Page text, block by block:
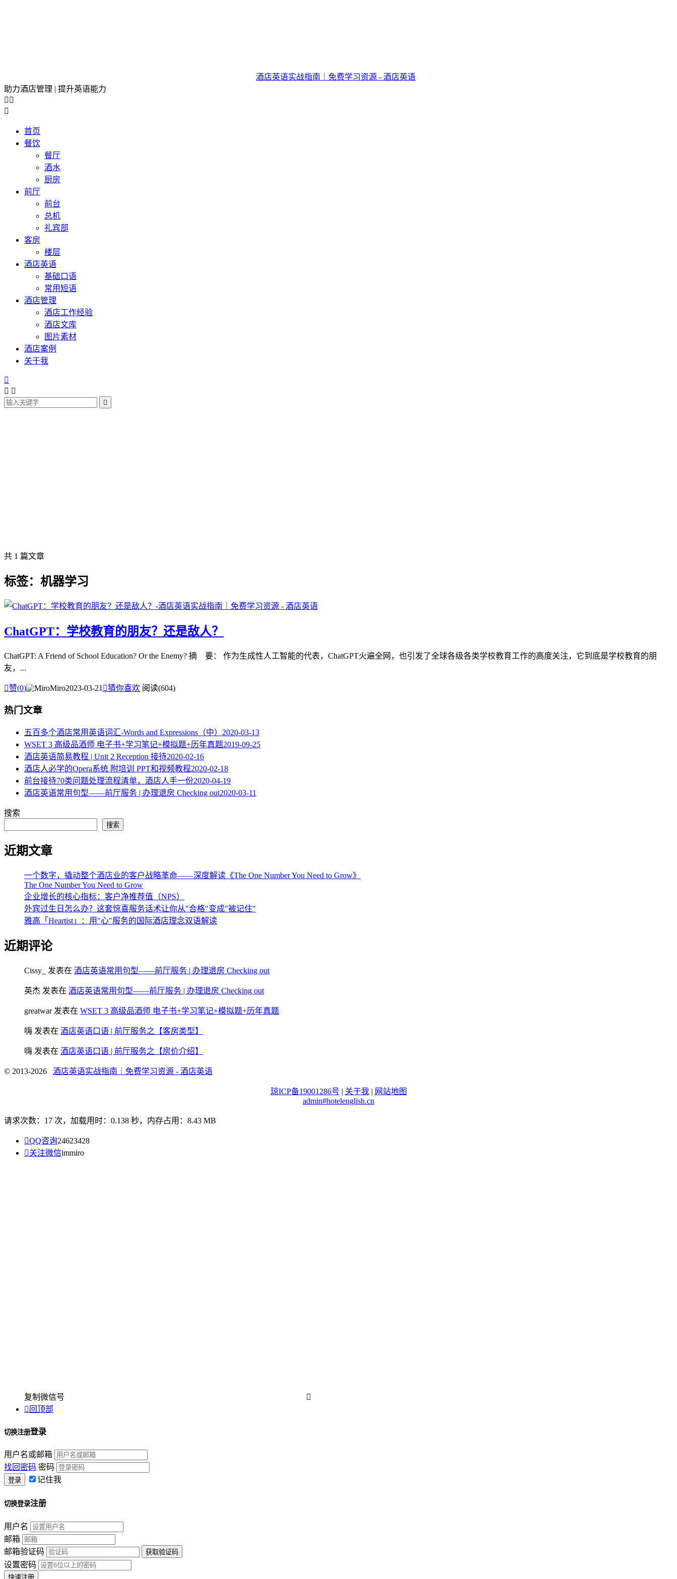
酒店英语实战指南｜免费学习资源 - 酒店英语
助力酒店管理 | 提升英语能力
 

首页
餐饮
餐厅
酒水
厨房
前厅
前台
总机
礼宾部
客房
楼层
酒店英语
基础口语
常用短语
酒店管理
酒店工作经验
酒店文库
图片素材
酒店案例
关于我

 

共 1 篇文章
标签：机器学习
ChatGPT：学校教育的朋友？还是敌人？
ChatGPT: A Friend of School Education? Or the Enemy? 摘 要： 作为生成性人工智能的代表，ChatGPT火遍全网，也引发了全球各级各类学校教育工作的高度关注，它到底是学校教育的朋
友，...
赞(0) Miro2023-03-21 猜你喜欢 阅读(604)
热门文章
五百多个酒店常用英语词汇-Words and Expressions（中） 2020-03-13
WSET 3 高级品酒师 电子书+学习笔记+模拟题+历年真题2019-09-25
酒店英语简易教程 | Unit 2 Reception 接待2020-02-16
酒店人必学的Opera系统 附培训 PPT和视频教程2020-02-18
​前台接待70类问题处理流程清单，酒店人手一份2020-04-19
酒店英语常用句型——前厅服务 | 办理退房 Checking out2020-03-11
搜索
搜索
近期文章
一个数字，撬动整个酒店业的客户战略革命——深度解读《The One Number You Need to Grow》
The One Number You Need to Grow
企业增长的核心指标：客户净推荐值（NPS）
外宾过生日怎么办？这套惊喜服务话术让你从"合格"变成"被记住"
雅高「Heartist」：用"心"服务的国际酒店理念双语解读
近期评论
Cissy_ 发表在 酒店英语常用句型——前厅服务 | 办理退房 Checking out
英杰 发表在 酒店英语常用句型——前厅服务 | 办理退房 Checking out
greatwar发表在 WSET 3 高级品酒师 电子书+学习笔记+模拟题+历年真题
嗨 发表在 酒店英语口语 | 前厅服务之【客房类型】
嗨 发表在 酒店英语口语 | 前厅服务之【房价介绍】
© 2013-2026 酒店英语实战指南｜免费学习资源 - 酒店英语
琼ICP备19001286号 | 关于我 | 网站地图
admin#hotelenglish.cn
请求次数：17 次，加载用时：0.138 秒，内存占用：8.43 MB
QQ咨询24623428
关注微信immiro
复制微信号

 回顶部
切换注册登录
用户名或邮箱
找回密码 密码
记住我
切换登录注册
用户名
邮箱
邮箱验证码
设置密码